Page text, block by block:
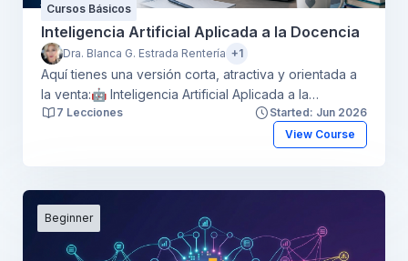
Cursos Básicos
Inteligencia Artificial Aplicada a la Docencia
Dra. Blanca G. Estrada Rentería +1
Aquí tienes una versión corta, atractiva y orientada a
la venta:🤖 Inteligencia Artificial Aplicada a la
DocenciaTransforma tu manera de enseñar con el
poder de la Inteligencia Artificial. Aprende a utilizar
tiempo, convirtiéndote en un docente preparado
para los retos de la educación del futuro.Duración: A
tu ritmo | Modalidad: 100% en línea | Nivel: Básico a
intermedioTambién te dejo una versión aún más
7 Lecciones
Started: Jun 2026
View Course
Beginner